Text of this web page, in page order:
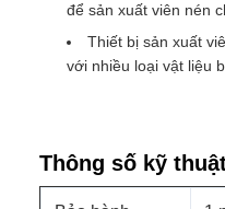
để sản xuất viên nén
Thiết bị sản xuất
với nhiều loại vật liệu
Thông số kỹ